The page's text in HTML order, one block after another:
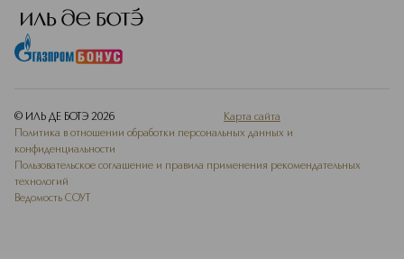
© ИЛЬ ДЕ БОТЭ 2026
Карта сайта
Политика в отношении обработки персональных данных и
конфиденциальности
Пользовательское соглашение и правила применения рекомендательных
технологий
Ведомость СОУТ